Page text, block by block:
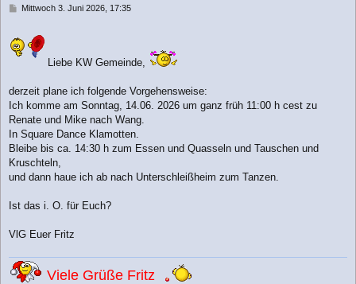
B
t
r
Mittwoch 3. Juni 2026, 17:35
Liebe KW Gemeinde,
derzeit plane ich folgende Vorgehensweise:
Ich komme am Sonntag, 14.06. 2026 um ganz früh 11:00 h cest zu
Renate und Mike nach Wang.
In Square Dance Klamotten.
Bleibe bis ca. 14:30 h zum Essen und Quasseln und Tauschen und
Kruschteln,
und dann haue ich ab nach Unterschleißheim zum Tanzen.
Ist das i. O. für Euch?
VlG Euer Fritz
Viele Grüße Fritz